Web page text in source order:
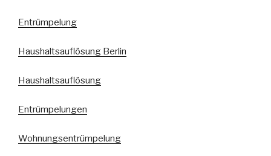
Entrümpelung
Haushaltsauflösung Berlin
Haushaltsauflösung
Entrümpelungen
Wohnungsentrümpelung